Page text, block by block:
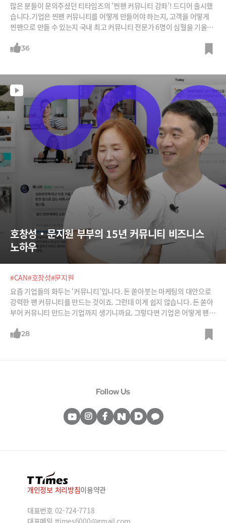
많은 분들이 문의주셨던 티타임즈의 ‘찐팬 커뮤니티 강좌’! 드디어 출시했
습니다.기업은 찐팬 커뮤니티를 어떻게 만들어야 하는지, 고객을 어떻게
찐팬으로 만들 수 있는지 국내 최고 커뮤니티 전문가 6명이 심혈을 기울여
니티 강좌로 여러분을 초대합니다.[강좌 구성]1강. 커뮤니티는 만드는 것
은)4강. NFT를 활용한 커뮤니티, 어떻게 구축할 것인가?5강. 커뮤니티 구
축을 위한 토큰이코노미 설계 전략6강. 커뮤니티에 어떻게 다오의 운영원
리를 적용할 것인가?7강. 기업의 비즈니스와 커뮤니티를 어떻게 결합할 것
인가?8강. 1기업 1커뮤니티? 어떻게 팬을 분리해 커뮤니티화할 것인가?9
강. 커뮤니티 설계를 위한 실습강의[구매 안내]① 기업차원 B2B 구매-이
메일(ttimes6000@gma
36
호창성‧문지원 부부의 15년 커뮤니티 비즈니스
노하우
#CAN#호창성#문지원
요즘 기업들의 화두는 ‘커뮤니티’입니다. 돈 쏟아붓는 마케팅의 대안으로
강력한 팬 커뮤니티를 만드는 것이죠. 그런데 이게 쉽지 않습니다. 돈 쏟아
부어 커뮤니티 만드는 기업까지 생기니까요. 그렇다면 기업은 어떻게 팬
인 호창성‧문지원 부부에게 들어봅니다. 최근 기업들이 레고블록처럼 소
28
Follow Us
개인정보 처리방침이용약관
대표번호 02-724-7718